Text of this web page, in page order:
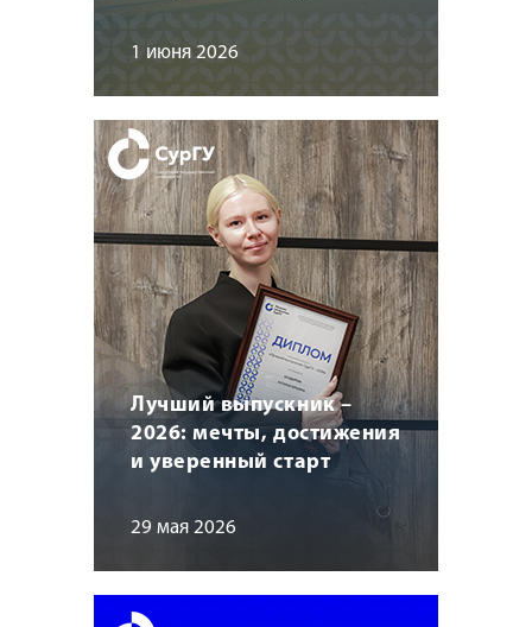
1 июня 2026
Лучший выпускник –
2026: мечты, достижения
и уверенный старт
29 мая 2026